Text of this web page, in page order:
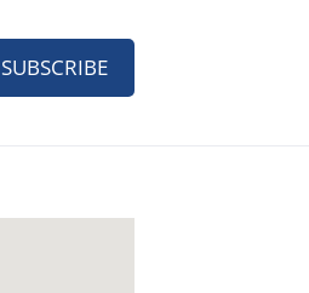
SUBSCRIBE